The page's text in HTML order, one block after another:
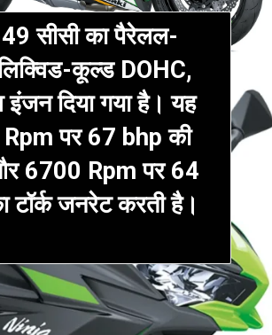
सीसी का पैरेलल-
कूल्ड DOHC,
इंजन दिया गया है। यह
पर 67 bhp की
6700 Rpm पर 64
टॉर्क जनरेट करती है।